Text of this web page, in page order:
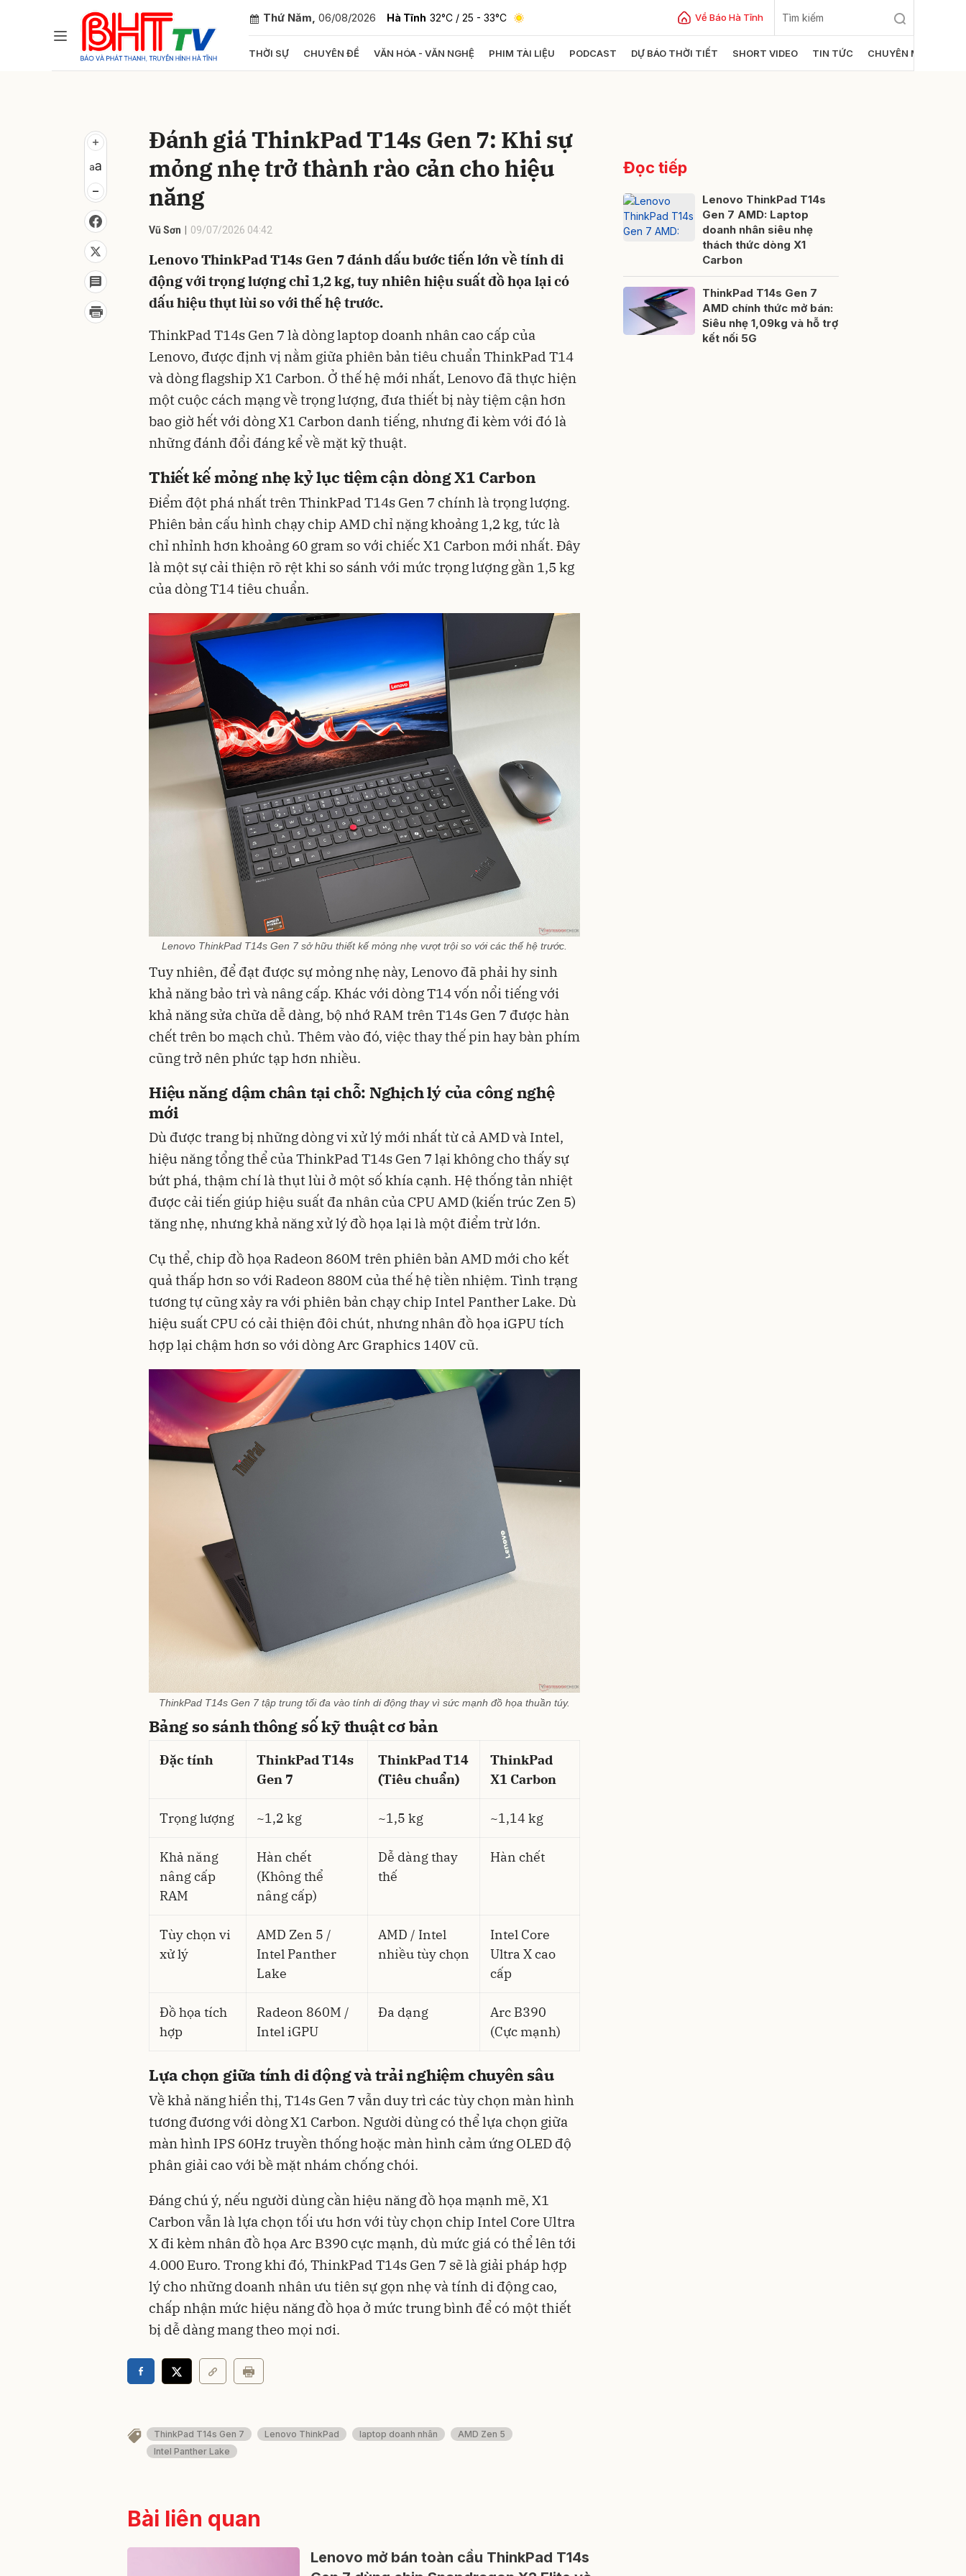
Thứ Năm, 06/08/2026 Hà Tĩnh 32°C / 25 - 33°C Về Báo Hà Tĩnh
THỜI SỰ CHUYÊN ĐỀ VĂN HÓA - VĂN NGHỆ PHIM TÀI LIỆU PODCAST DỰ BÁO THỜI TIẾT SHORT VIDEO TIN TỨC CHUYÊN MỤC
Đánh giá ThinkPad T14s Gen 7: Khi sự
mỏng nhẹ trở thành rào cản cho hiệu
năng
Vũ Sơn 09/07/2026 04:42
Lenovo ThinkPad T14s Gen 7 đánh dấu bước tiến lớn về tính di
động với trọng lượng chỉ 1,2 kg, tuy nhiên hiệu suất đồ họa lại có
dấu hiệu thụt lùi so với thế hệ trước.
ThinkPad T14s Gen 7 là dòng laptop doanh nhân cao cấp của
Lenovo, được định vị nằm giữa phiên bản tiêu chuẩn ThinkPad T14
và dòng flagship X1 Carbon. Ở thế hệ mới nhất, Lenovo đã thực hiện
một cuộc cách mạng về trọng lượng, đưa thiết bị này tiệm cận hơn
bao giờ hết với dòng X1 Carbon danh tiếng, nhưng đi kèm với đó là
những đánh đổi đáng kể về mặt kỹ thuật.
Thiết kế mỏng nhẹ kỷ lục tiệm cận dòng X1 Carbon
Điểm đột phá nhất trên ThinkPad T14s Gen 7 chính là trọng lượng.
Phiên bản cấu hình chạy chip AMD chỉ nặng khoảng 1,2 kg, tức là
chỉ nhỉnh hơn khoảng 60 gram so với chiếc X1 Carbon mới nhất. Đây
là một sự cải thiện rõ rệt khi so sánh với mức trọng lượng gần 1,5 kg
của dòng T14 tiêu chuẩn.
Lenovo ThinkPad T14s Gen 7 sở hữu thiết kế mỏng nhẹ vượt trội so với các thế hệ trước.
Tuy nhiên, để đạt được sự mỏng nhẹ này, Lenovo đã phải hy sinh
khả năng bảo trì và nâng cấp. Khác với dòng T14 vốn nổi tiếng với
khả năng sửa chữa dễ dàng, bộ nhớ RAM trên T14s Gen 7 được hàn
chết trên bo mạch chủ. Thêm vào đó, việc thay thế pin hay bàn phím
cũng trở nên phức tạp hơn nhiều.
Hiệu năng dậm chân tại chỗ: Nghịch lý của công nghệ
mới
Dù được trang bị những dòng vi xử lý mới nhất từ cả AMD và Intel,
hiệu năng tổng thể của ThinkPad T14s Gen 7 lại không cho thấy sự
bứt phá, thậm chí là thụt lùi ở một số khía cạnh. Hệ thống tản nhiệt
được cải tiến giúp hiệu suất đa nhân của CPU AMD (kiến trúc Zen 5)
tăng nhẹ, nhưng khả năng xử lý đồ họa lại là một điểm trừ lớn.
Cụ thể, chip đồ họa Radeon 860M trên phiên bản AMD mới cho kết
quả thấp hơn so với Radeon 880M của thế hệ tiền nhiệm. Tình trạng
tương tự cũng xảy ra với phiên bản chạy chip Intel Panther Lake. Dù
hiệu suất CPU có cải thiện đôi chút, nhưng nhân đồ họa iGPU tích
hợp lại chậm hơn so với dòng Arc Graphics 140V cũ.
ThinkPad T14s Gen 7 tập trung tối đa vào tính di động thay vì sức mạnh đồ họa thuần túy.
Bảng so sánh thông số kỹ thuật cơ bản
Đặc tính
ThinkPad T14s
Gen 7
ThinkPad T14
(Tiêu chuẩn)
ThinkPad
X1 Carbon
Trọng lượng ~1,2 kg ~1,5 kg ~1,14 kg
Khả năng
nâng cấp
RAM
Hàn chết
(Không thể
nâng cấp)
Dễ dàng thay
thế
Hàn chết
Tùy chọn vi
xử lý
AMD Zen 5 /
Intel Panther
Lake
AMD / Intel
nhiều tùy chọn
Intel Core
Ultra X cao
cấp
Đồ họa tích
hợp
Radeon 860M /
Intel iGPU
Đa dạng
Arc B390
(Cực mạnh)
Lựa chọn giữa tính di động và trải nghiệm chuyên sâu
Về khả năng hiển thị, T14s Gen 7 vẫn duy trì các tùy chọn màn hình
tương đương với dòng X1 Carbon. Người dùng có thể lựa chọn giữa
màn hình IPS 60Hz truyền thống hoặc màn hình cảm ứng OLED độ
phân giải cao với bề mặt nhám chống chói.
Đáng chú ý, nếu người dùng cần hiệu năng đồ họa mạnh mẽ, X1
Carbon vẫn là lựa chọn tối ưu hơn với tùy chọn chip Intel Core Ultra
X đi kèm nhân đồ họa Arc B390 cực mạnh, dù mức giá có thể lên tới
4.000 Euro. Trong khi đó, ThinkPad T14s Gen 7 sẽ là giải pháp hợp
lý cho những doanh nhân ưu tiên sự gọn nhẹ và tính di động cao,
chấp nhận mức hiệu năng đồ họa ở mức trung bình để có một thiết
bị dễ dàng mang theo mọi nơi.
ThinkPad T14s Gen 7 Lenovo ThinkPad laptop doanh nhân
AMD Zen 5
Intel Panther Lake
Bài liên quan
Lenovo mở bán toàn cầu ThinkPad T14s
Đọc tiếp
Lenovo ThinkPad T14s
Gen 7 AMD: Laptop
doanh nhân siêu nhẹ
thách thức dòng X1
Carbon
ThinkPad T14s Gen 7
AMD chính thức mở bán:
Siêu nhẹ 1,09kg và hỗ trợ
kết nối 5G
Gửi bình luận